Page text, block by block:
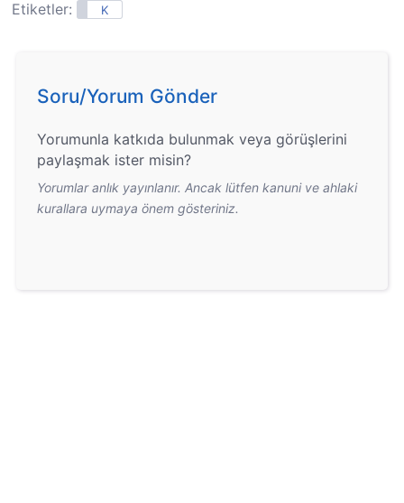
Etiketler: K
Soru/Yorum Gönder
Yorumunla katkıda bulunmak veya görüşlerini
paylaşmak ister misin?
Yorumlar anlık yayınlanır. Ancak lütfen kanuni ve ahlaki
kurallara uymaya önem gösteriniz.